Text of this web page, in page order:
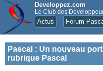
Developpez.com
Le Club des
Actus Forum
Pascal : Un nouveau
rubrique Pascal